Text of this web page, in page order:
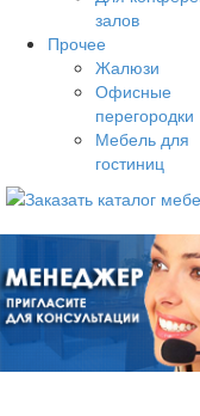
залов
Прочее
Жалюзи
Офисные
перегородки
Мебель для
гостиниц